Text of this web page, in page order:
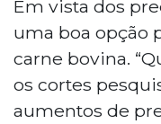
Em vista dos
uma boa opção
carne bovina.
os cortes
aumentos de